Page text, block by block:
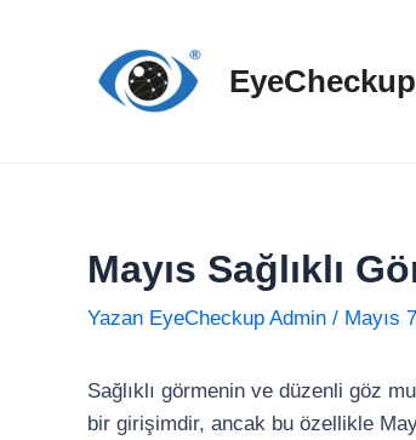
EyeCheckup
Mayıs Sağlıklı
Yazan EyeCheckup Admin / Mayıs
Sağlıklı görmenin ve düzenli göz
bir girişimdir, ancak bu özellikle